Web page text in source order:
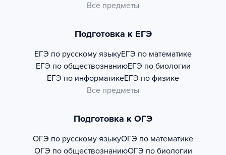
Все предметы
Подготовка к ЕГЭ
ЕГЭ по русскому языкуЕГЭ по математике
ЕГЭ по обществознаниюЕГЭ по биологии
ЕГЭ по информатикеЕГЭ по физике
Все предметы
Подготовка к ОГЭ
ОГЭ по русскому языкуОГЭ по математике
ОГЭ по обществознаниюОГЭ по биологии